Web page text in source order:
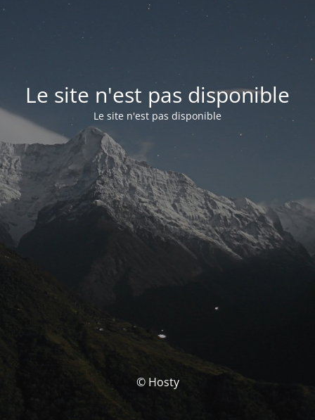
Le site n'est pas disponible
Le site n'est pas disponible
© Hosty